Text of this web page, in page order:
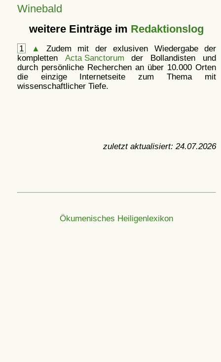
Winebald
weitere Einträge im Redaktionslog
1 ▲
Zudem mit der exlusiven Wiedergabe der
kompletten Acta Sanctorum der Bollandisten und
durch persönliche Recherchen an über 10.000 Orten
die einzige Internetseite zum Thema mit
wissenschaftlicher Tiefe.
zuletzt aktualisiert: 24.07.2026
Ökumenisches Heiligenlexikon